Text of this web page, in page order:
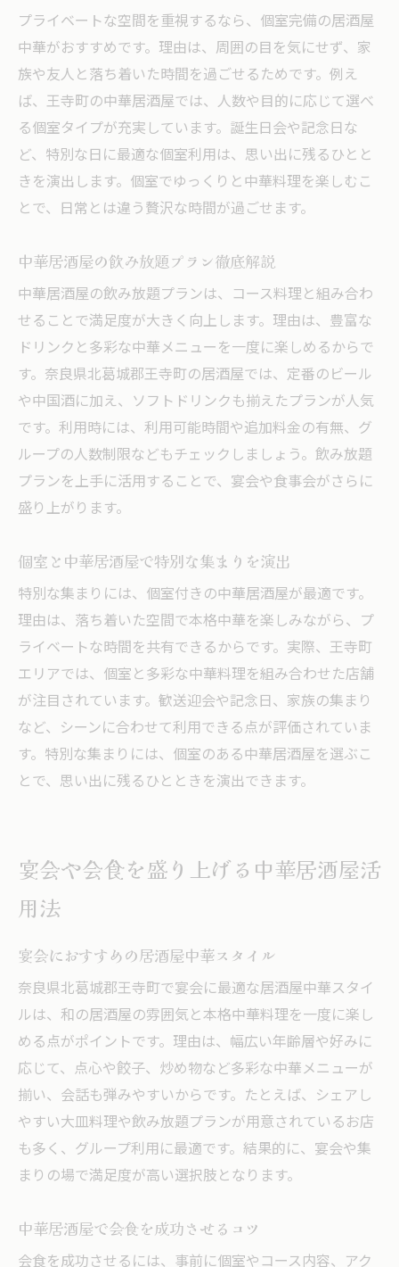
プライベートな空間を重視するなら、個室完備の居酒屋
中華がおすすめです。理由は、周囲の目を気にせず、家
族や友人と落ち着いた時間を過ごせるためです。例え
ば、王寺町の中華居酒屋では、人数や目的に応じて選べ
る個室タイプが充実しています。誕生日会や記念日な
ど、特別な日に最適な個室利用は、思い出に残るひとと
きを演出します。個室でゆっくりと中華料理を楽しむこ
とで、日常とは違う贅沢な時間が過ごせます。
中華居酒屋の飲み放題プラン徹底解説
中華居酒屋の飲み放題プランは、コース料理と組み合わ
せることで満足度が大きく向上します。理由は、豊富な
ドリンクと多彩な中華メニューを一度に楽しめるからで
す。奈良県北葛城郡王寺町の居酒屋では、定番のビール
や中国酒に加え、ソフトドリンクも揃えたプランが人気
です。利用時には、利用可能時間や追加料金の有無、グ
ループの人数制限などもチェックしましょう。飲み放題
プランを上手に活用することで、宴会や食事会がさらに
盛り上がります。
個室と中華居酒屋で特別な集まりを演出
特別な集まりには、個室付きの中華居酒屋が最適です。
理由は、落ち着いた空間で本格中華を楽しみながら、プ
ライベートな時間を共有できるからです。実際、王寺町
エリアでは、個室と多彩な中華料理を組み合わせた店舗
が注目されています。歓送迎会や記念日、家族の集まり
など、シーンに合わせて利用できる点が評価されていま
す。特別な集まりには、個室のある中華居酒屋を選ぶこ
とで、思い出に残るひとときを演出できます。
宴会や会食を盛り上げる中華居酒屋活
用法
宴会におすすめの居酒屋中華スタイル
奈良県北葛城郡王寺町で宴会に最適な居酒屋中華スタイ
ルは、和の居酒屋の雰囲気と本格中華料理を一度に楽し
める点がポイントです。理由は、幅広い年齢層や好みに
応じて、点心や餃子、炒め物など多彩な中華メニューが
揃い、会話も弾みやすいからです。たとえば、シェアし
やすい大皿料理や飲み放題プランが用意されているお店
も多く、グループ利用に最適です。結果的に、宴会や集
まりの場で満足度が高い選択肢となります。
中華居酒屋で会食を成功させるコツ
会食を成功させるには、事前に個室やコース内容、アク